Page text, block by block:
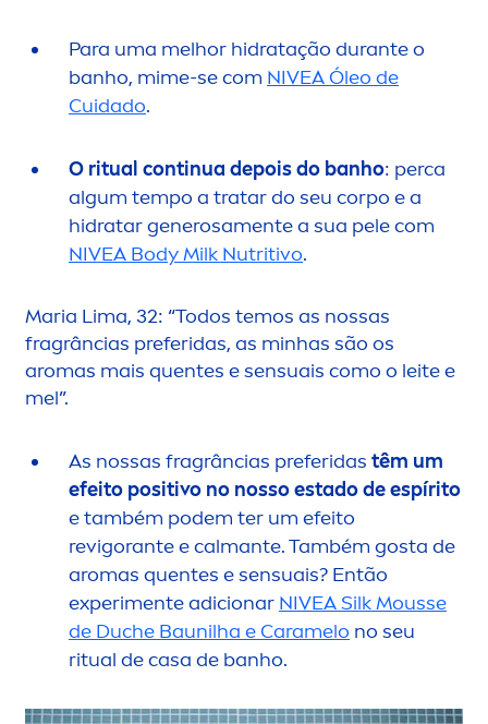
Para uma melhor hidratação durante o
banho, mime-se com NIVEAÓleo de
Cuidado.
O ritual continua depois do banho: perca
algum tempo a tratar do seu corpo e a
hidratar generosamente a sua pele com
NIVEA Body Milk Nutritivo.
Maria Lima, 32: “Todos temos as nossas
fragrâncias preferidas, as minhas são os
aromas mais quentes e sensuais como o leite e
mel”.
As nossas fragrâncias preferidas têm um
efeito positivo no nosso estado de espírito
e também podem ter um efeito
revigorante e calmante. Também gosta de
aromas quentes e sensuais? Então
experimente adicionar NIVEASilk Mousse
de Duche Baunilha e Caramelo no seu
ritual de casa de banho.